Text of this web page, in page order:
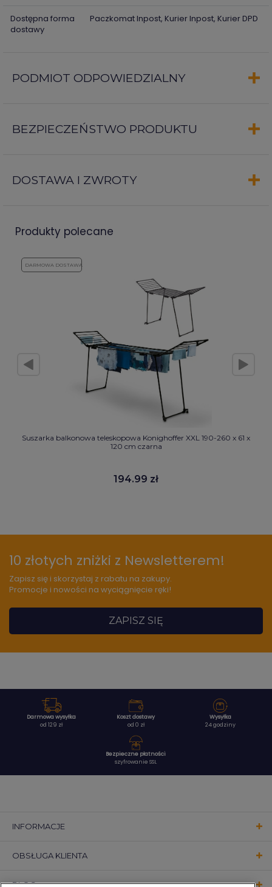
Dostępna forma
dostawy
Paczkomat Inpost, Kurier Inpost, Kurier DPD
PODMIOT ODPOWIEDZIALNY
BEZPIECZEŃSTWO PRODUKTU
DOSTAWA I ZWROTY
produkty polecane
DARMOWA DOSTAWA
Suszarka balkonowa teleskopowa Konighoffer XXL 190-260 x 61 x
120 cm czarna
194.99 zł
10 złotych zniżki z Newsletterem!
Zapisz się i skorzystaj z rabatu na zakupy.
Promocje i nowości na wyciągnięcie ręki!
ZAPISZ SIĘ
Darmowa wysyłka
od 129 zł
Koszt dostawy
od 0 zł
Wysyłka
24 godziny
Bezpieczne płatności
szyfrowanie SSL
INFORMACJE
OBSŁUGA KLIENTA
BLOG